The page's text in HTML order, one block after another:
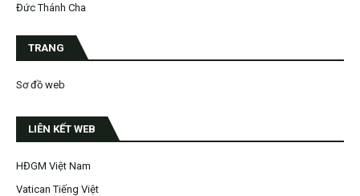
Đức Thánh Cha
TRANG
Sơ đồ web
LIÊN KẾT WEB
HĐGM Việt Nam
Vatican Tiếng Việt